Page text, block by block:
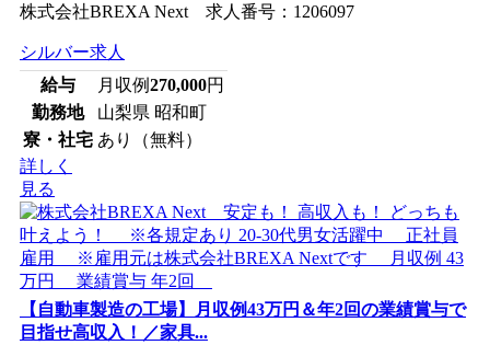
株式会社BREXA Next 求人番号：1206097
シルバー求人
給与
月収例270,000円
勤務地
山梨県 昭和町
寮・社宅 あり（無料）
詳しく
見る
【自動車製造の工場】月収例43万円＆年2回の業績賞与で
目指せ高収入！／家具...